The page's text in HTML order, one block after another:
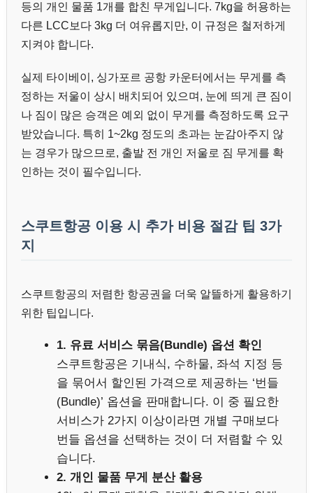
등의 개인 물품 1개를 합친 무게입니다. 7kg을 허용하는
다른 LCC보다 3kg 더 여유롭지만, 이 규정은 철저하게
지켜야 합니다.
실제 타이베이, 싱가포르 공항 카운터에서는 무게를 측
정하는 저울이 상시 배치되어 있으며, 눈에 띄게 큰 짐이
나 짐이 많은 승객은 예외 없이 무게를 측정하도록 요구
받았습니다. 특히 1~2kg 정도의 초과는 눈감아주지 않
는 경우가 많으므로, 출발 전 개인 저울로 짐 무게를 확
인하는 것이 필수입니다.
스쿠트항공 이용 시 추가 비용 절감 팁 3가
지
스쿠트항공의 저렴한 항공권을 더욱 알뜰하게 활용하기
위한 팁입니다.
1. 유료 서비스 묶음(Bundle) 옵션 확인
스쿠트항공은 기내식, 수하물, 좌석 지정 등
을 묶어서 할인된 가격으로 제공하는 ‘번들
(Bundle)’ 옵션을 판매합니다. 이 중 필요한
서비스가 2가지 이상이라면 개별 구매보다
번들 옵션을 선택하는 것이 더 저렴할 수 있
습니다.
2. 개인 물품 무게 분산 활용